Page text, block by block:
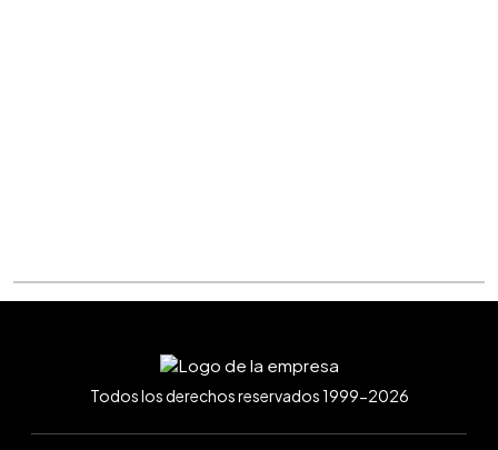
Todos los derechos reservados 1999-2026